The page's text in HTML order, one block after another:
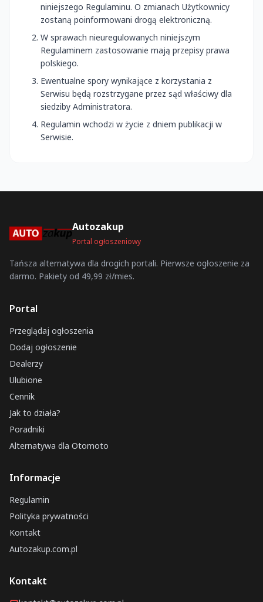
niniejszego Regulaminu. O zmianach Użytkownicy
zostaną poinformowani drogą elektroniczną.
W sprawach nieuregulowanych niniejszym
Regulaminem zastosowanie mają przepisy prawa
polskiego.
Ewentualne spory wynikające z korzystania z
Serwisu będą rozstrzygane przez sąd właściwy dla
siedziby Administratora.
Regulamin wchodzi w życie z dniem publikacji w
Serwisie.
Autozakup
Portal ogłoszeniowy
Tańsza alternatywa dla drogich portali. Pierwsze ogłoszenie za
darmo. Pakiety od 49,99 zł/mies.
Portal
Przeglądaj ogłoszenia
Dodaj ogłoszenie
Dealerzy
Ulubione
Cennik
Jak to działa?
Poradniki
Alternatywa dla Otomoto
Informacje
Regulamin
Polityka prywatności
Kontakt
Autozakup.com.pl
Kontakt